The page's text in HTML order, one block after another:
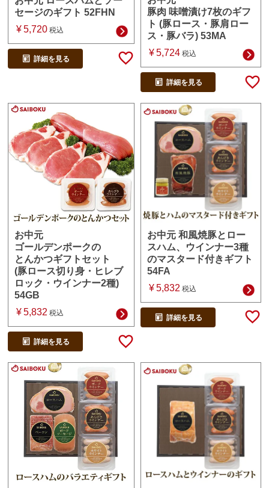
セージのギフト 52FHN
¥ 5,720 税込
詳細を見る
豚肉 味噌漬け7枚のギフ
ト (豚ロース・豚肩ロー
ス・豚バラ) 53MA
¥5,724 税込
詳細を見る
お中元
ゴールデンポークの
とんかつギフトセット
(豚ロース切り身・ヒレブ
ロック・ウインナー2種)
54GB
¥ 5,832 税込
詳細を見る
お中元 和風焼豚とロー
スハム、ウインナー3種
のマスタード付きギフト
54FA
¥5,832 税込
詳細を見る